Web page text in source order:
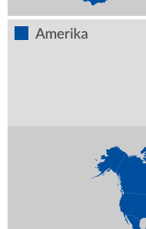
Amerika